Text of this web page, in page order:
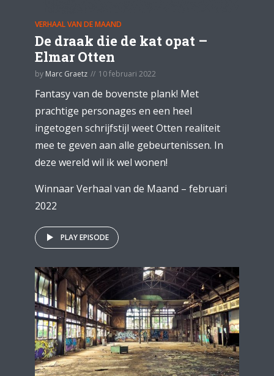
VERHAAL VAN DE MAAND
De draak die de kat opat –
Elmar Otten
by Marc Graetz 10 februari 2022
Fantasy van de bovenste plank! Met
prachtige personages en een heel
ingetogen schrijfstijl weet Otten realiteit
mee te geven aan alle gebeurtenissen. In
deze wereld wil ik wel wonen!
Winnaar Verhaal van de Maand – februari
2022
PLAY EPISODE